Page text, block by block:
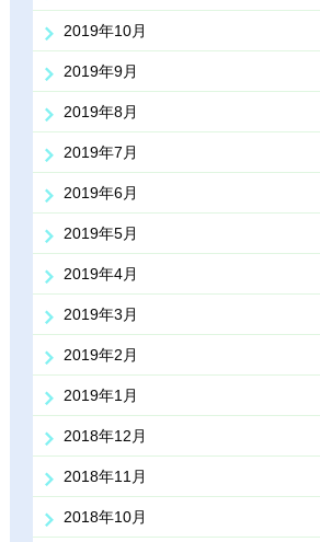
2019年10月
2019年9月
2019年8月
2019年7月
2019年6月
2019年5月
2019年4月
2019年3月
2019年2月
2019年1月
2018年12月
2018年11月
2018年10月